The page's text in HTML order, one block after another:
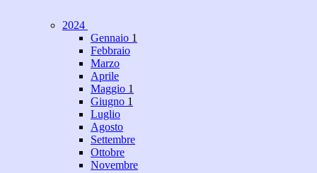
2024
Gennaio 1
Febbraio
Marzo
Aprile
Maggio 1
Giugno 1
Luglio
Agosto
Settembre
Ottobre
Novembre